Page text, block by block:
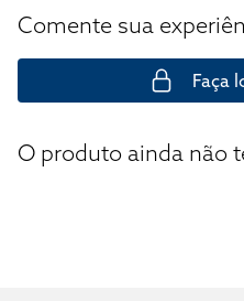
Comente sua
Faça
O produto ainda não